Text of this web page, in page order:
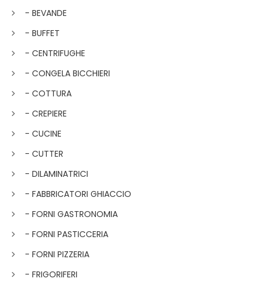
- BEVANDE
- BUFFET
- CENTRIFUGHE
- CONGELA BICCHIERI
- COTTURA
- CREPIERE
- CUCINE
- CUTTER
- DILAMINATRICI
- FABBRICATORI GHIACCIO
- FORNI GASTRONOMIA
- FORNI PASTICCERIA
- FORNI PIZZERIA
- FRIGORIFERI